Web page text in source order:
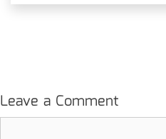
Leave a Comment